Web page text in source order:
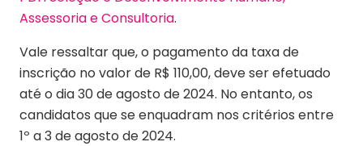
Assessoria e Consultoria.
Vale ressaltar que, o pagamento da taxa de
inscrição no valor de R$ 110,00, deve ser efetuado
até o dia 30 de agosto de 2024. No entanto, os
candidatos que se enquadram nos critérios entre
1º a 3 de agosto de 2024.